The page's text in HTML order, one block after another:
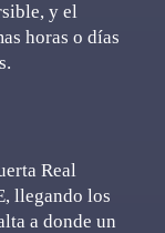
y el
horas o días
Real
llegando los
a donde un